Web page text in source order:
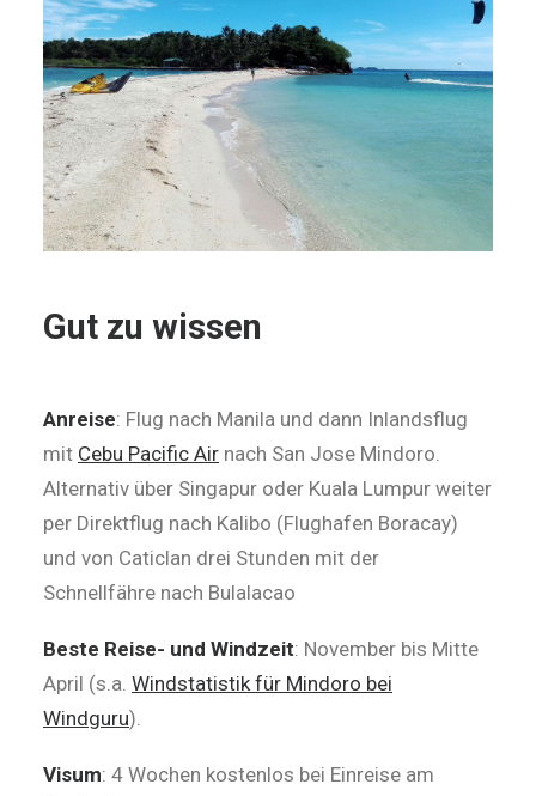
Gut zu wissen
Anreise: Flug nach Manila und dann Inlandsflug
mit Cebu Pacific Air nach San Jose Mindoro.
Alternativ über Singapur oder Kuala Lumpur weiter
per Direktflug nach Kalibo (Flughafen Boracay)
und von Caticlan drei Stunden mit der
Schnellfähre nach Bulalacao
Beste Reise- und Windzeit: November bis Mitte
April (s.a. Windstatistik für Mindoro bei
Windguru).
Visum: 4 Wochen kostenlos bei Einreise am